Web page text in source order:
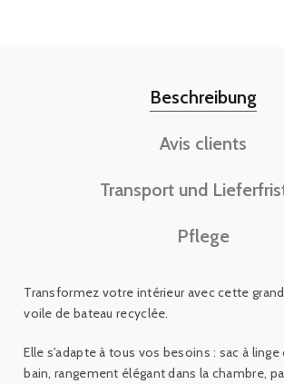
Beschreibung
Avis clients
Transport und
Pflege
Transformez votre intérieur avec cette
voile de bateau recyclée.
Elle s'adapte à tous vos besoins : sac à linge
bain, rangement élégant dans la chambre,